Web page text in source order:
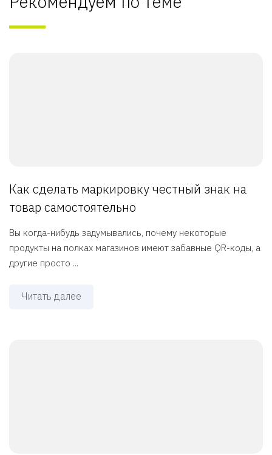
Как сделать маркировку честный знак на
товар самостоятельно
Вы когда-нибудь задумывались, почему некоторые
продукты на полках магазинов имеют забавные QR-коды, а
другие просто ...
Читать далее